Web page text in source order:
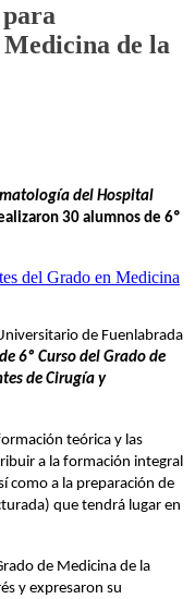
de la
del Hospital
30 alumnos de 6º
de Fuenlabrada
6º Curso del Grado de
de Cirugía y
teórica y las
a la formación integral
como a la preparación de
que tendrá lugar en
de Medicina de la
y expresaron su